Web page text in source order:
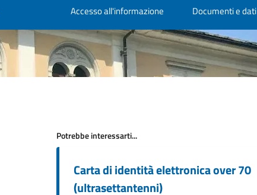
Accesso all'informazione Documenti e dati
Potrebbe interessarti...
Carta di identità elettronica over 70
(ultrasettantenni)